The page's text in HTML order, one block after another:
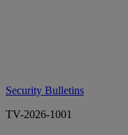
Security Bulletins
TV-2026-1001